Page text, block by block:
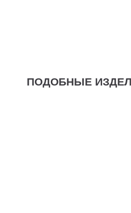
ПОДОБНЫЕ